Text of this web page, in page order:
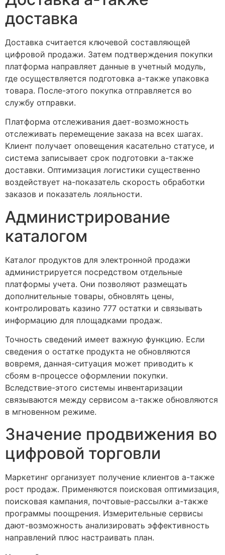
доставка
Доставка считается ключевой составляющей
цифровой продажи. Затем подтверждения покупки
платформа направляет данные в учетный модуль,
где осуществляется подготовка а-также упаковка
товара. После-этого покупка отправляется во
службу отправки.
Платформа отслеживания дает-возможность
отслеживать перемещение заказа на всех шагах.
Клиент получает оповещения касательно статусе, и
система записывает срок подготовки а-также
доставки. Оптимизация логистики существенно
воздействует на-показатель скорость обработки
заказов и показатель лояльности.
Администрирование
каталогом
Каталог продуктов для электронной продажи
администрируется посредством отдельные
платформы учета. Они позволяют размещать
дополнительные товары, обновлять цены,
контролировать казино 777 остатки и связывать
информацию для площадками продаж.
Точность сведений имеет важную функцию. Если
сведения о остатке продукта не обновляются
вовремя, данная-ситуация может приводить к
сбоям в-процессе оформлении покупки.
Вследствие-этого системы инвентаризации
связываются между сервисом а-также обновляются
в мгновенном режиме.
Значение продвижения во
цифровой торговли
Маркетинг организует получение клиентов а-также
рост продаж. Применяются поисковая оптимизация,
поисковая кампания, почтовые-рассылки а-также
программы поощрения. Измерительные сервисы
дают-возможность анализировать эффективность
направлений плюс настраивать план.